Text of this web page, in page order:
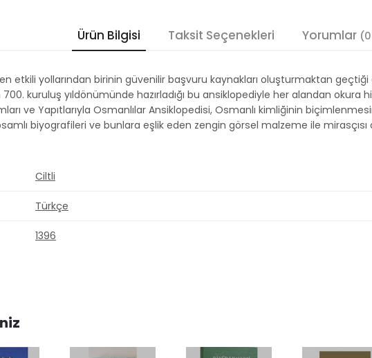
Ürün Bilgisi Taksit Seçenekleri Yorumlar
etkili yollarından birinin güvenilir başvuru kaynakları oluşturmaktan
700. kuruluş yıldönümünde hazırladığı bu ansiklopediyle her alandan okura
ve Yapıtlarıyla Osmanlılar Ansiklopedisi, Osmanlı kimliğinin
biyografileri ve bunlara eşlik eden zengin görsel malzeme ile
Ciltli
Türkçe
1396